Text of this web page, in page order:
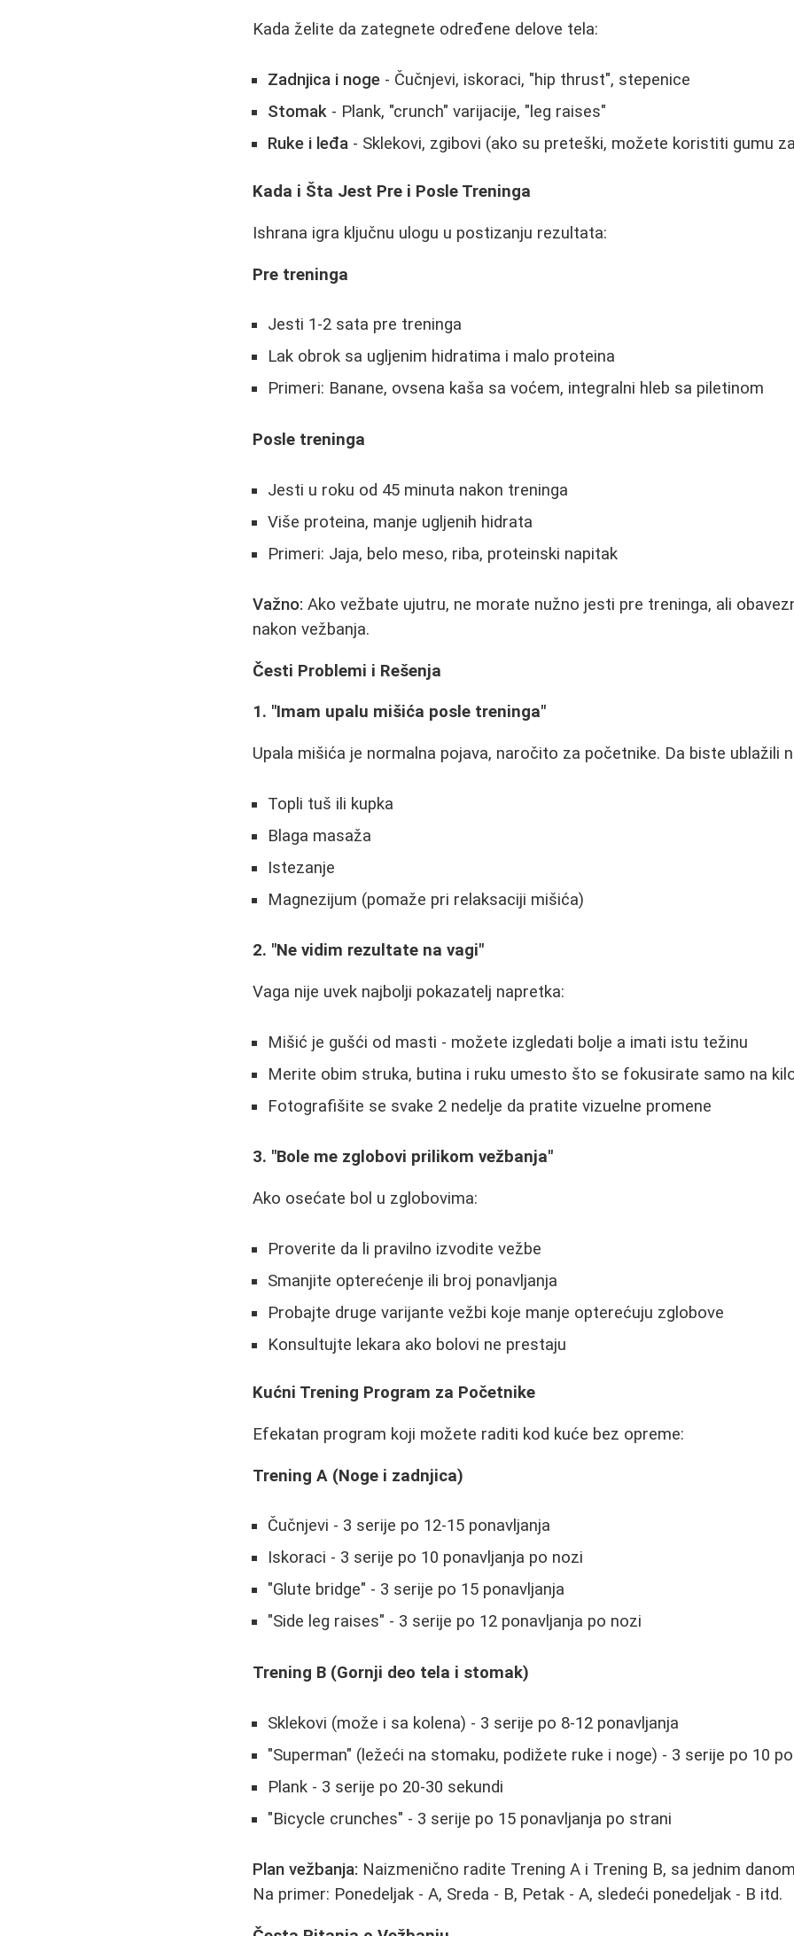
Kada želite da zategnete određene delove tela:
Zadnjica i noge - Čučnjevi, iskoraci, "hip thrust", stepenice
Stomak - Plank, "crunch" varijacije, "leg raises"
Ruke i leđa - Sklekovi, zgibovi (ako su preteški, možete koristiti gumu
Kada i Šta Jest Pre i Posle Treninga
Ishrana igra ključnu ulogu u postizanju rezultata:
Pre treninga
Jesti 1-2 sata pre treninga
Lak obrok sa ugljenim hidratima i malo proteina
Primeri: Banane, ovsena kaša sa voćem, integralni hleb sa piletinom
Posle treninga
Jesti u roku od 45 minuta nakon treninga
Više proteina, manje ugljenih hidrata
Primeri: Jaja, belo meso, riba, proteinski napitak
Važno: Ako vežbate ujutru, ne morate nužno jesti pre treninga, ali
nakon vežbanja.
Česti Problemi i Rešenja
1. "Imam upalu mišića posle treninga"
Upala mišića je normalna pojava, naročito za početnike. Da biste ublažili
Topli tuš ili kupka
Blaga masaža
Istezanje
Magnezijum (pomaže pri relaksaciji mišića)
2. "Ne vidim rezultate na vagi"
Vaga nije uvek najbolji pokazatelj napretka:
Mišić je gušći od masti - možete izgledati bolje a imati istu težinu
Merite obim struka, butina i ruku umesto što se fokusirate samo na
Fotografišite se svake 2 nedelje da pratite vizuelne promene
3. "Bole me zglobovi prilikom vežbanja"
Ako osećate bol u zglobovima:
Proverite da li pravilno izvodite vežbe
Smanjite opterećenje ili broj ponavljanja
Probajte druge varijante vežbi koje manje opterećuju zglobove
Konsultujte lekara ako bolovi ne prestaju
Kućni Trening Program za Početnike
Efekatan program koji možete raditi kod kuće bez opreme:
Trening A (Noge i zadnjica)
Čučnjevi - 3 serije po 12-15 ponavljanja
Iskoraci - 3 serije po 10 ponavljanja po nozi
"Glute bridge" - 3 serije po 15 ponavljanja
"Side leg raises" - 3 serije po 12 ponavljanja po nozi
Trening B (Gornji deo tela i stomak)
Sklekovi (može i sa kolena) - 3 serije po 8-12 ponavljanja
"Superman" (ležeći na stomaku, podižete ruke i noge) - 3 serije po 10
Plank - 3 serije po 20-30 sekundi
"Bicycle crunches" - 3 serije po 15 ponavljanja po strani
Plan vežbanja: Naizmenično radite Trening A i Trening B, sa jednim
Na primer: Ponedeljak - A, Sreda - B, Petak - A, sledeći ponedeljak - B itd.